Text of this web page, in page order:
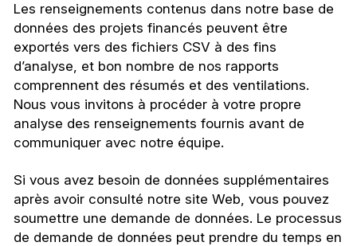
Les renseignements contenus dans notre base de
données des projets financés peuvent être
exportés vers des fichiers CSV à des fins
d’analyse, et bon nombre de nos rapports
comprennent des résumés et des ventilations.
Nous vous invitons à procéder à votre propre
analyse des renseignements fournis avant de
communiquer avec notre équipe.
Si vous avez besoin de données supplémentaires
après avoir consulté notre site Web, vous pouvez
soumettre une demande de données. Le processus
de demande de données peut prendre du temps en